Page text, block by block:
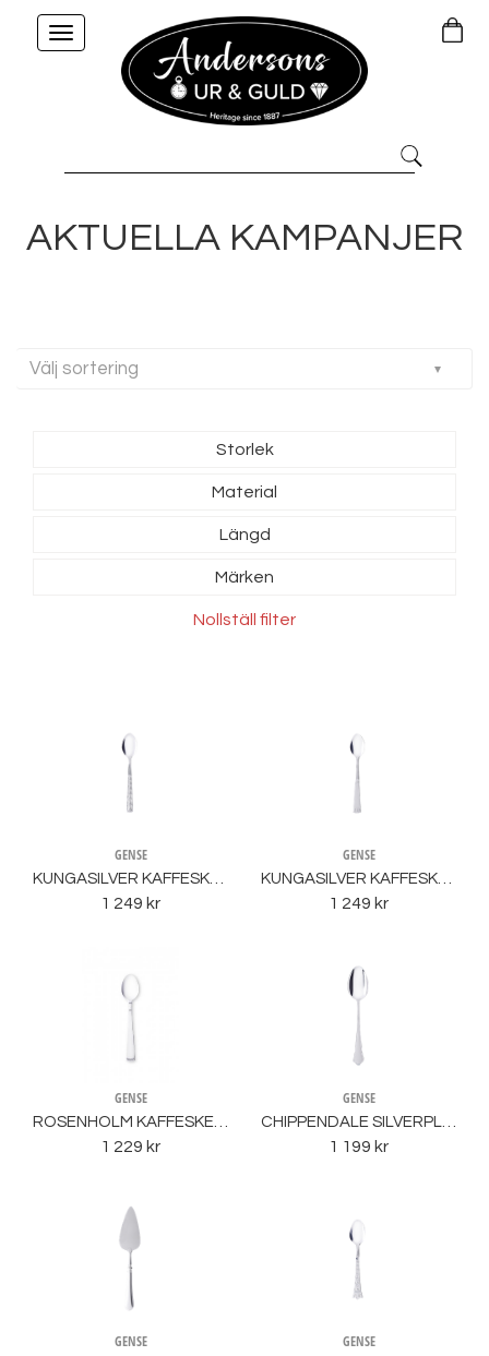
Toggle
navigation
AKTUELLA KAMPANJER
Välj sortering
Storlek
Material
Längd
Märken
Nollställ filter
GENSE
KUNGASILVER KAFFESKED VICTORIA ÄS
1 249 kr
GENSE
KUNGASILVER KAFFESKED CARL PHILIP ÄS
1 249 kr
GENSE
ROSENHOLM KAFFESKED ÄS
1 229 kr
GENSE
CHIPPENDALE SILVERPLÄTERAD BORDSSKED NS
1 199 kr
GENSE GENSE